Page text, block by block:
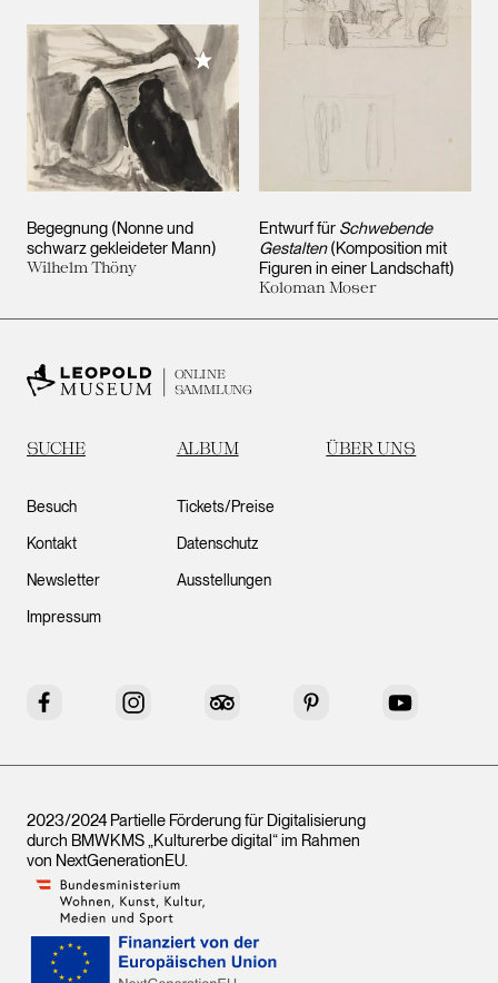
Begegnung (Nonne und
schwarz gekleideter Mann)
Wilhelm Thöny
Meiner Sammlung hinzufügen
Entwurf für Schwebende
Gestalten(Komposition mit
Figuren in einer Landschaft)
Koloman Moser
ONLINE
SAMMLUNG
SUCHE ALBUM ÜBER UNS
Besuch
Kontakt
Newsletter
Impressum
Tickets/Preise
Datenschutz
Ausstellungen
Facebook Instagram Tripadvisor Pinterest YouTube
2023/2024 Partielle Förderung für Digitalisierung
durch BMWKMS „Kulturerbe digital“ im Rahmen
von NextGenerationEU.